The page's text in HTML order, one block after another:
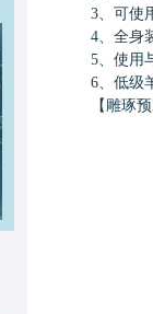
3、可使用
4、全身装
5、使用与
6、低级羊
【雕琢预